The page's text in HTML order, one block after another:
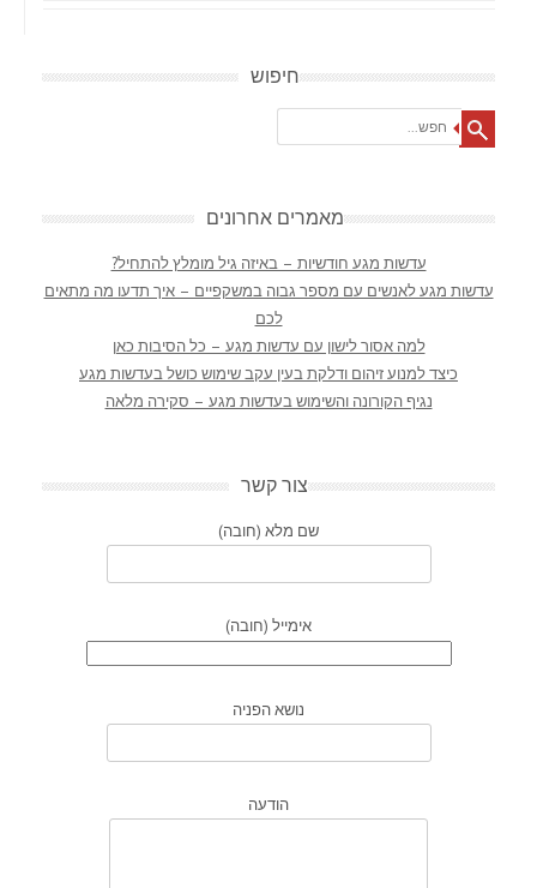
חיפוש
מאמרים אחרונים
עדשות מגע חודשיות – באיזה גיל מומלץ להתחיל?
עדשות מגע לאנשים עם מספר גבוה במשקפיים – איך תדעו מה מתאים
לכם
למה אסור לישון עם עדשות מגע – כל הסיבות כאן
כיצד למנוע זיהום ודלקת בעין עקב שימוש כושל בעדשות מגע
נגיף הקורונה והשימוש בעדשות מגע – סקירה מלאה
צור קשר
שם מלא (חובה)
אימייל (חובה)
נושא הפניה
הודעה